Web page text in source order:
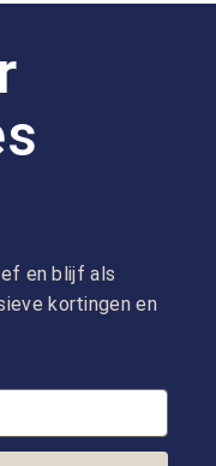
en blijf als
kortingen en